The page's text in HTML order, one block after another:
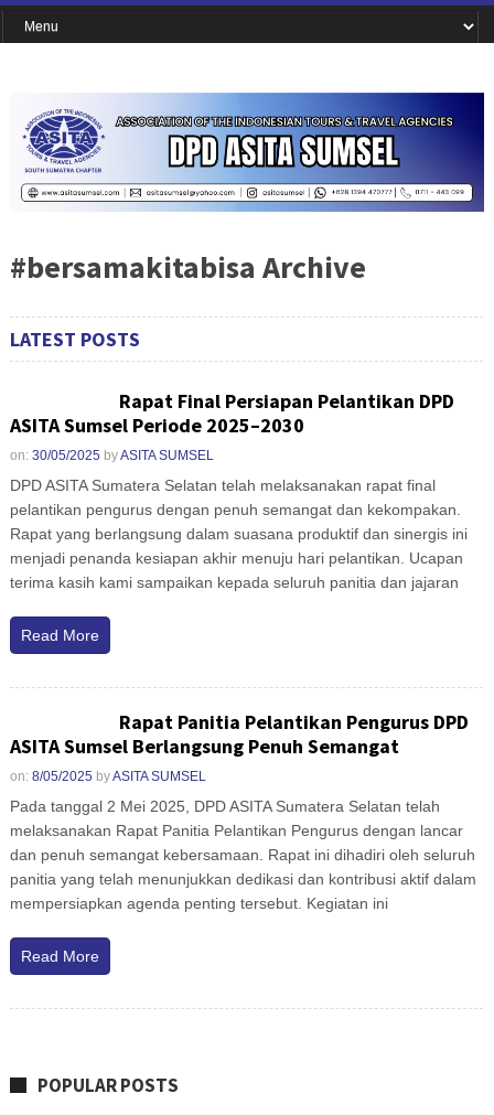
#bersamakitabisa Archive
LATEST POSTS
Rapat Final Persiapan Pelantikan DPD
ASITA Sumsel Periode 2025–2030
on: 30/05/2025 byASITA SUMSEL
DPD ASITA Sumatera Selatan telah melaksanakan rapat final
pelantikan pengurus dengan penuh semangat dan kekompakan.
Rapat yang berlangsung dalam suasana produktif dan sinergis ini
menjadi penanda kesiapan akhir menuju hari pelantikan. Ucapan
terima kasih kami sampaikan kepada seluruh panitia dan jajaran
Read More
Rapat Panitia Pelantikan Pengurus DPD
ASITA Sumsel Berlangsung Penuh Semangat
on: 8/05/2025 byASITA SUMSEL
Pada tanggal 2 Mei 2025, DPD ASITA Sumatera Selatan telah
melaksanakan Rapat Panitia Pelantikan Pengurus dengan lancar
dan penuh semangat kebersamaan. Rapat ini dihadiri oleh seluruh
panitia yang telah menunjukkan dedikasi dan kontribusi aktif dalam
mempersiapkan agenda penting tersebut. Kegiatan ini
Read More
POPULAR POSTS